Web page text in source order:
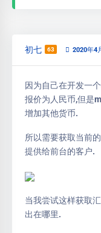
初七 63 2020年4
因为自己在开发一
报价为人民币,但是
增加其他货币.
所以需要获取当前
提供给前台的客户.
当我尝试这样获取
出在哪里.